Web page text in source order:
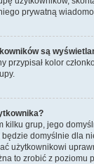
prywatną
są
przypisał kolor
?
kilku grup, jego
domyślnie dla
użytkownikowi
to zrobić z poziomu